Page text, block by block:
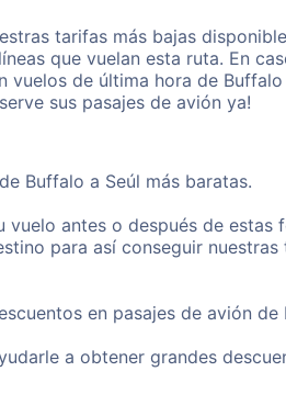
tarifas más bajas
que vuelan esta ruta. En
de última hora de Buffalo
sus pasajes de avión ya!
Buffalo a Seúl más baratas.
antes o después de estas
para así conseguir nuestras
en pasajes de avión de
a obtener grandes